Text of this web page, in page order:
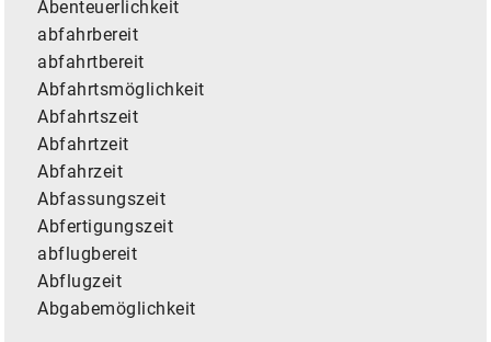
Abenteuerlichkeit
abfahrbereit
abfahrtbereit
Abfahrtsmöglichkeit
Abfahrtszeit
Abfahrtzeit
Abfahrzeit
Abfassungszeit
Abfertigungszeit
abflugbereit
Abflugzeit
Abgabemöglichkeit